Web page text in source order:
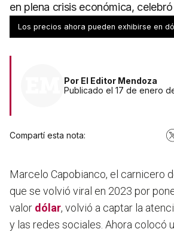
en plena crisis económica,
precios en dólares con un cartel
Los precios ahora pueden exhibirse en
Por El Editor Mendoza
Publicado el 17 de enero
Compartí esta nota:
Marcelo Capobianco, el carnicero
que se volvió viral en 2023 por
valor dólar, volvió a captar la
y las redes sociales. Ahora colocó